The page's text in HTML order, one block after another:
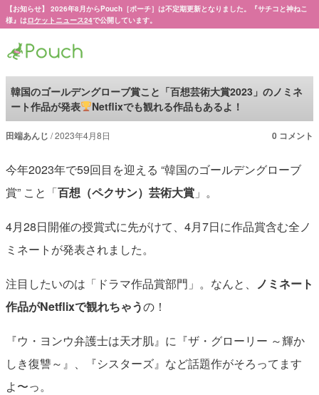
【お知らせ】 2026年8月からPouch［ポーチ］は不定期更新となりました。『サチコと神ねこ
様』はロケットニュース24で公開しています。
韓国のゴールデングローブ賞こと「百想芸術大賞2023」のノミネ
ート作品が発表
Netflixでも観れる作品もあるよ！
田端あんじ 2023年4月8日 0 コメント
今年2023年で59回目を迎える “韓国のゴールデングローブ
賞” こと「百想（ペクサン）芸術大賞」。
4月28日開催の授賞式に先がけて、4月7日に作品賞含む全ノ
ミネートが発表されました。
注目したいのは「ドラマ作品賞部門」。なんと、 ノミネート
作品がNetflixで観れちゃうの！
『ウ・ヨンウ弁護士は天才肌』に『ザ・グローリー ～輝か
しき復讐～』、『シスターズ』など話題作がそろってます
よ〜っ。